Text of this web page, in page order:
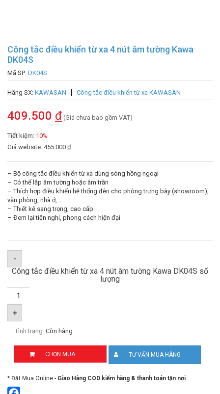
Công tắc điều khiển từ xa 4 nút âm tường Kawa
DK04S
Mã SP: DK04S
Hãng SX: KAWASAN Công tắc điều khiển từ xa KAWASAN
409.500 đ (Giá chưa bao gồm VAT)
Tiết kiệm: 10%
Giá website: 455.000 đ
– Bộ công tắc điều khiển từ xa dùng sóng hồng ngoại
– Có thể lắp âm tường hoặc âm trần
– Thích hợp điều khiển hệ thống đèn cho phòng trưng bày (showroom),
văn phòng, nhà ở, …
– Thiết kế sang trọng, cao cấp
– Đem lại tiện nghi, phong cách hiện đại
-
Công tắc điều khiển từ xa 4 nút âm tường Kawa DK04S số
lượng
+
Tình trạng: Còn hàng
CHỌN MUA TƯ VẤN MUA HÀNG
* Đặt Mua Online - Giao Hàng COD kiểm hàng & thanh toán tận nơi